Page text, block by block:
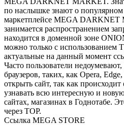
по наслышке знают о
маркетплейсе MEGA
занимается распространением
находится в доменной зоне
можно только с использованием
актуальные на данный момент
Часто пользователи
браузеров, таких, как Opera,
открыть сайт, так как
узнавать всю интересную и
сайтах, магазинах в Годнотабе.
через ТОР.
Ссылка MEGA STORE